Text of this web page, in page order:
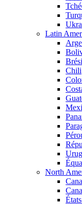
Latin
Chili
North